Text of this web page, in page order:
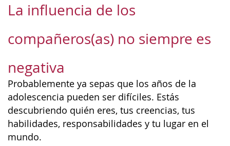
La influencia de los
compañeros(as) no siempre es
negativa
Probablemente ya sepas que los años de la
adolescencia pueden ser difíciles. Estás
descubriendo quién eres, tus creencias, tus
habilidades, responsabilidades y tu lugar en el
mundo.